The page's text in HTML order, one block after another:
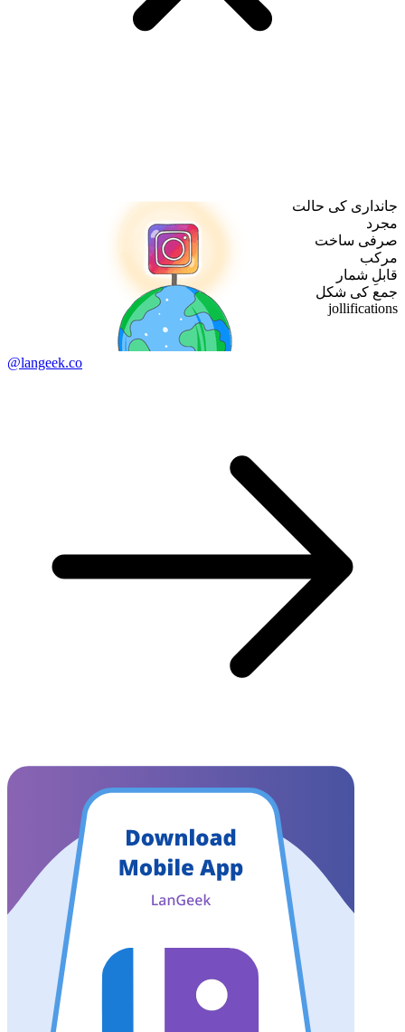
جانداری کی حالت
مجرد
صرفی ساخت
مرکب
قابلِ شمار
جمع کی شکل
jollifications
@langeek.co